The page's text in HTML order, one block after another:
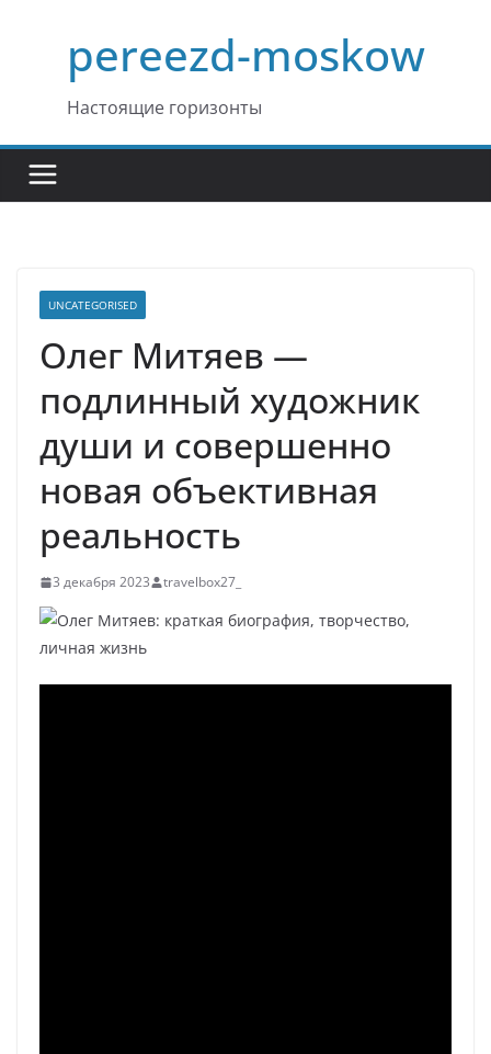
содержимомуpereezd-moskow
Настоящие горизонты
UNCATEGORISED
Олег Митяев —
подлинный художник
души и совершенно
новая объективная
реальность
3 декабря 2023 travelbox27_